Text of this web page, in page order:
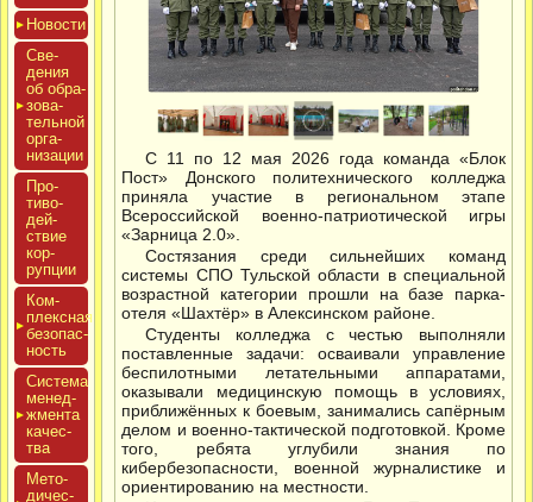
Новос­ти
Све­
дения
об об­ра­
зова­
тель­ной
ор­га­
низа­ции
Про­
тиво­
дей­
ствие
кор­
рупции
Ком­
плексная
бе­зопас­
ность
Сис­те­ма
ме­нед­
жмен­та
ка­чес­
тва
Мето­
дичес­
С 11 по 12 мая 2026 года команда «Блок
Пост» Донского политехнического колледжа
приняла участие в региональном этапе
Всероссийской военно-патриотической игры
«Зарница 2.0».
Состязания среди сильнейших команд
системы СПО Тульской области в специальной
возрастной категории прошли на базе парка-
отеля «Шахтёр» в Алексинском районе.
Студенты колледжа с честью выполняли
поставленные задачи: осваивали управление
беспилотными летательными аппаратами,
оказывали медицинскую помощь в условиях,
приближённых к боевым, занимались сапёрным
делом и военно-тактической подготовкой. Кроме
того, ребята углубили знания по
кибербезопасности, военной журналистике и
ориентированию на местности.